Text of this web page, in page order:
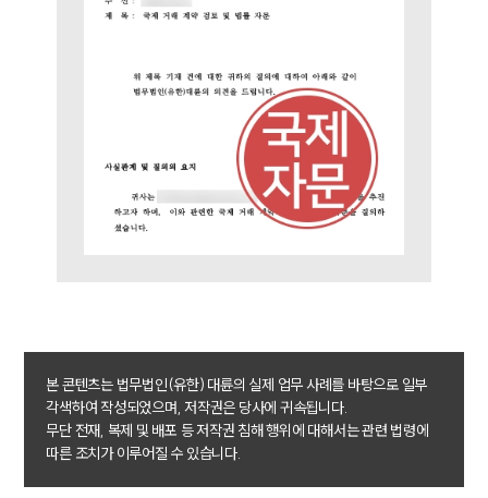
SERVICES
기업법무그룹 업무
전체
PROFESSIONALS
본 콘텐츠는 법무법인(유한) 대륜의 실제 업무 사례를 바탕으로 일부
각색하여 작성되었으며, 저작권은 당사에 귀속됩니다.
무단 전재, 복제 및 배포 등 저작권 침해 행위에 대해서는 관련 법령에
따른 조치가 이루어질 수 있습니다.